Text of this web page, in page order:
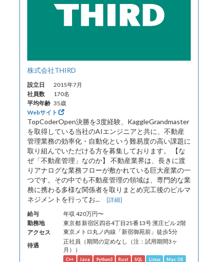
株式会社THIRD
設立日
2015年7月
社員数
170名
平均年齢 35歳
Webサイト
TopCoderOpen決勝を3度経験、KaggleGrandmaster
を取得している当社のAIエンジニアと共に、不動産
管理業務の効率化・自動化という難易度の高い課題に
取り組んでいただける方を募集しております。 【な
ぜ「不動産管理」なのか】 不動産業界は、長きに渡
りアナログな業務フローが敷かれている巨大産業の一
つです。その中でも不動産管理の領域は、専門的な業
務に携わる多様な関係者を取りまとめ完工後のビルマ
ネジメントを行ってお... [詳細]
給与
年収 420万円〜
勤務地
東京都 新宿区四谷4丁目25番13号 濱庄ビル 2階
アクセス
東京メトロ丸ノ内線「新宿御苑前」徒歩5分
待遇
正社員（期間の定めなし（注：試用期間3ヶ
月））
C++ Java Python3 Rust SQL Linux
Mac OS